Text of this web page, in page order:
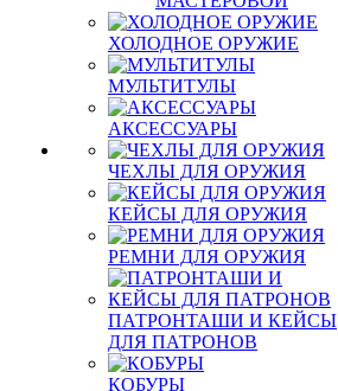
ХОЛОДНОЕ ОРУЖИЕ
МУЛЬТИТУЛЫ
АКСЕССУАРЫ
ЧЕХЛЫ ДЛЯ ОРУЖИЯ
КЕЙСЫ ДЛЯ ОРУЖИЯ
РЕМНИ ДЛЯ ОРУЖИЯ
ПАТРОНТАШИ И КЕЙСЫ
ДЛЯ ПАТРОНОВ
КОБУРЫ